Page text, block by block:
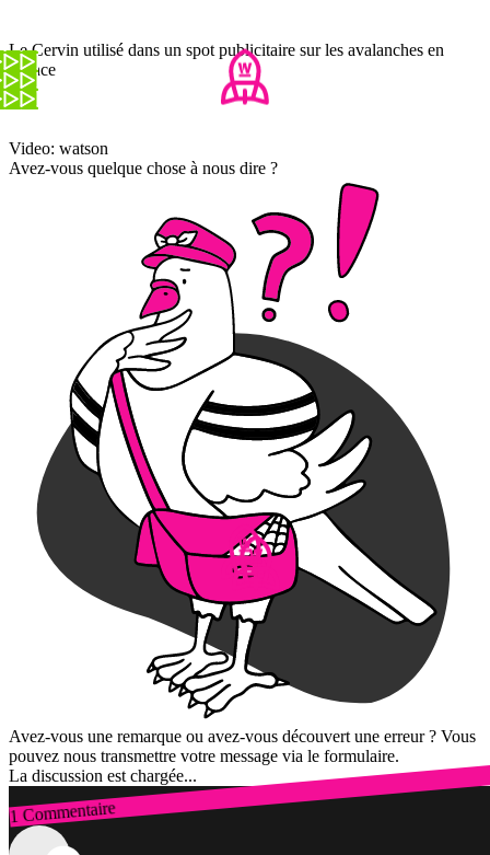
Le Cervin utilisé dans un spot publicitaire sur les avalanches en
France
Video: watson
Avez-vous quelque chose à nous dire ?
Avez-vous une remarque ou avez-vous découvert une erreur ? Vous
pouvez nous transmettre votre message via le formulaire.
La discussion est chargée...
1 Commentaire
Connexion